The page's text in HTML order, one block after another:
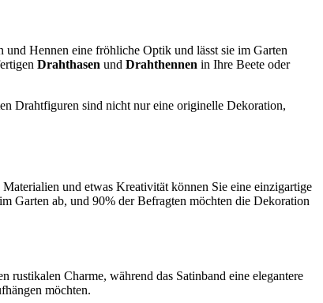
Hennen eine fröhliche Optik und lässt sie im Garten
Drahthasen und Drahthennen in Ihre Beete oder
Drahtfiguren sind nicht nur eine originelle Dekoration,
und etwas Kreativität können Sie eine einzigartige
Garten ab, und 90% der Befragten möchten die Dekoration
rustikalen Charme, während das Satinband eine elegantere
möchten.